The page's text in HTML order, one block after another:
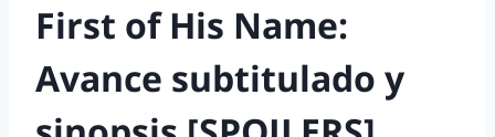
First of His Name:
Avance subtitulado y